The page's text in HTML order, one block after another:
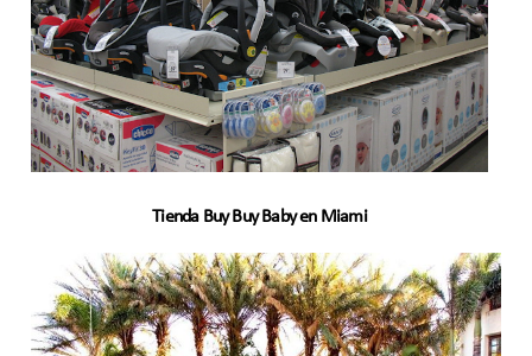
Tienda Buy Buy Baby en Miami